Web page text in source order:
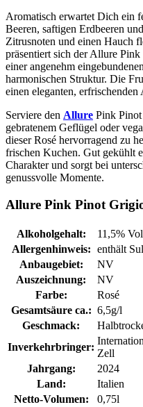
Aromatisch erwartet Dich ein
Beeren, saftigen Erdbeeren
Zitrusnoten und einen Hauch
präsentiert sich der Allure
einer angenehm
harmonischen Struktur. Die
einen eleganten, erfrischenden
Serviere den Allure Pink
gebratenem Geflügel oder
dieser Rosé hervorragend zu
frischen Kuchen. Gut gekühlt
Charakter und sorgt bei
genussvolle Momente.
Allure Pink Pinot
Alkoholgehalt:
11,5%
Allergenhinweis: enthält
Anbaugebiet:
NV
Auszeichnung:
NV
Farbe:
Rosé
Gesamtsäure ca.: 6,5g/l
Geschmack:
Inverkehrbringer:
Zell
Jahrgang:
2024
Land:
Italien
Netto-Volumen:
0,75l